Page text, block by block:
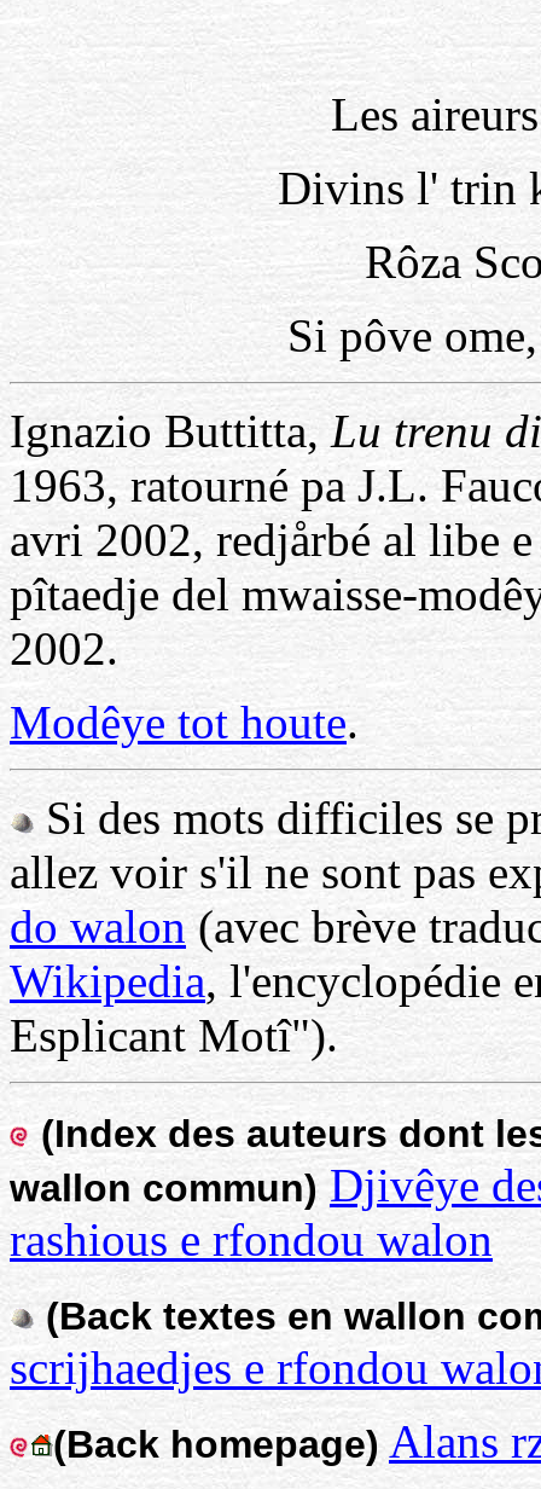
Les
Divins l' trin
Rôza
Si pôve
Ignazio Buttitta, Lu trenu
1963, ratourné pa J.L.
avri 2002, redjårbé al libe
pîtaedje del mwaisse-
2002.
Modêye tot houte.
Si des mots difficiles se
allez voir s'il ne sont pas
do walon(avec brève
Wikipedia, l'encyclopédie
Esplicant Motî").
(Index des auteurs dont
wallon commun) Djivêye
rashious e rfondou walon
(Back textes en wallon
scrijhaedjes e rfondou
(Back homepage) Alans